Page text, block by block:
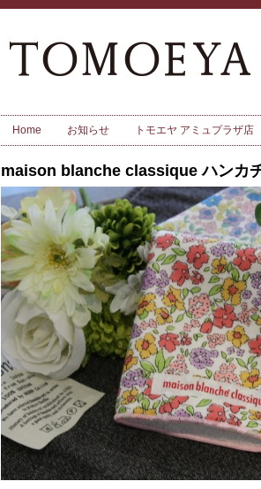
Home お知らせ トモエヤ アミュプラザ店
maison blanche classique ハンカ